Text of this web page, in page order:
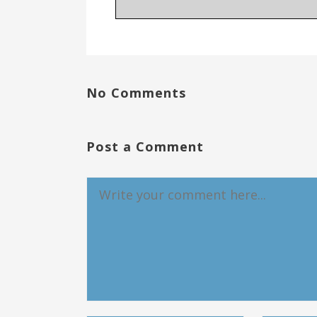
No Comments
Post a Comment